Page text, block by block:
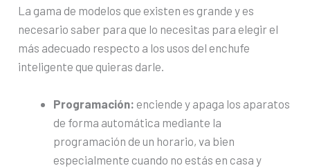
La gama de modelos que existen es grande y es
necesario saber para que lo necesitas para elegir el
más adecuado respecto a los usos del enchufe
inteligente que quieras darle.
Programación: enciende y apaga los aparatos
de forma automática mediante la
programación de un horario, va bien
especialmente cuando no estás en casa y